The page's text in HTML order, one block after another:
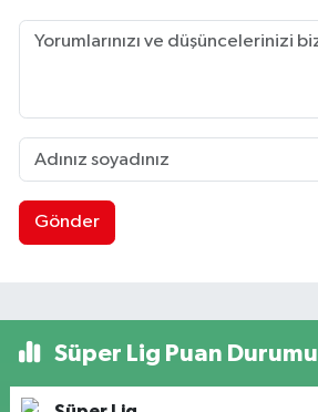
Gönder
Süper Lig Puan Durumu